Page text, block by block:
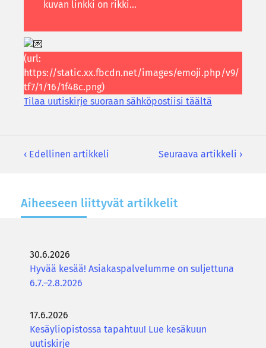
Tilaa uu­tis­kir­je suo­raan säh­kö­pos­tii­si tääl­tä
‹ Edellinen artikkeli Seuraava artikkeli ›
Ai­hee­seen liit­ty­vät ar­tik­ke­lit
30.6.2026
Hyvää kesää! Asiakaspalvelumme on suljettuna
6.7.–2.8.2026
17.6.2026
Kesäyliopistossa tapahtuu! Lue kesäkuun
uutiskirje